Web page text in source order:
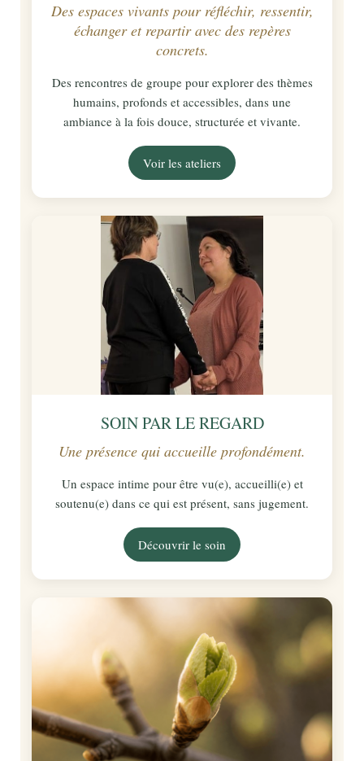
Des espaces vivants pour réfléchir, ressentir,
échanger et repartir avec des repères
concrets.
Des rencontres de groupe pour explorer des thèmes
humains, profonds et accessibles, dans une
ambiance à la fois douce, structurée et vivante.
Voir les ateliers
SOIN PAR LE REGARD
Une présence qui accueille profondément.
Un espace intime pour être vu(e), accueilli(e) et
soutenu(e) dans ce qui est présent, sans jugement.
Découvrir le soin